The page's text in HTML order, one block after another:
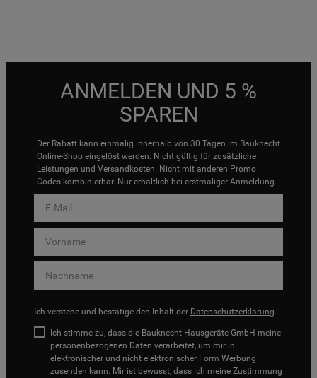
ANMELDEN UND 5 %
SPAREN
Der Rabatt kann einmalig innerhalb von 30 Tagen im Bauknecht
Online-Shop eingelöst werden. Nicht gültig für zusätzliche
Leistungen und Versandkosten. Nicht mit anderen Promo
Codes kombinierbar. Nur erhältlich bei erstmaliger Anmeldung.
Ich verstehe und bestätige den Inhalt der Datenschutzerklärung.
Ich stimme zu, dass die Bauknecht Hausgeräte GmbH meine
personenbezogenen Daten verarbeitet, um mir in
elektronischer und nicht elektronischer Form Werbung
zusenden kann. Mir ist bewusst, dass ich meine Zustimmung